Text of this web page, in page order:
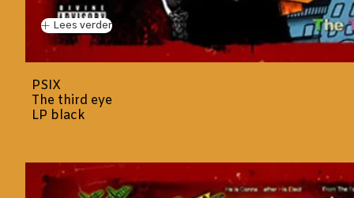
Lees verder
PSIX
The third eye
LP black